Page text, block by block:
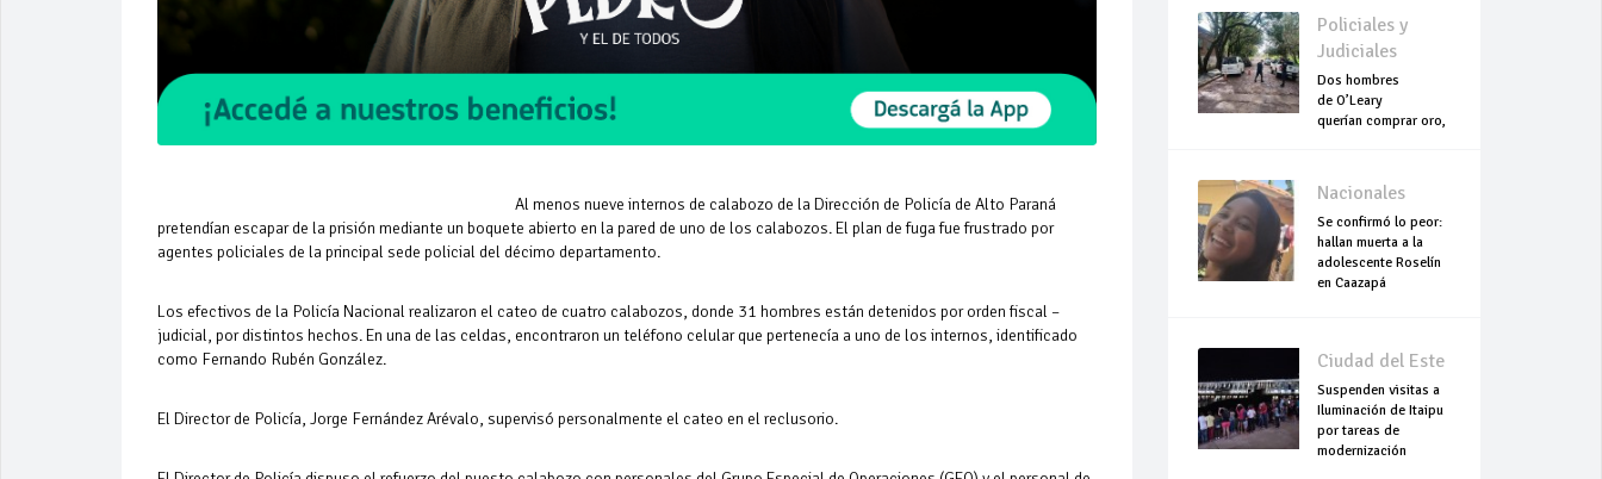
Al menos nueve internos de calabozo de la Dirección de Policía de Alto Paraná
pretendían escapar de la prisión mediante un boquete abierto en la pared de uno de los calabozos. El plan de fuga fue frustrado por
agentes policiales de la principal sede policial del décimo departamento.
Los efectivos de la Policía Nacional realizaron el cateo de cuatro calabozos, donde 31 hombres están detenidos por orden fiscal –
judicial, por distintos hechos. En una de las celdas, encontraron un teléfono celular que pertenecía a uno de los internos, identificado
como Fernando Rubén González.
El Director de Policía, Jorge Fernández Arévalo, supervisó personalmente el cateo en el reclusorio.
Policiales y
Judiciales
Dos hombres
de O’Leary
querían comprar oro,
Nacionales
Se confirmó lo peor:
hallan muerta a la
adolescente Roselín
en Caazapá
Ciudad del Este
Suspenden visitas a
Iluminación de Itaipu
por tareas de
modernización